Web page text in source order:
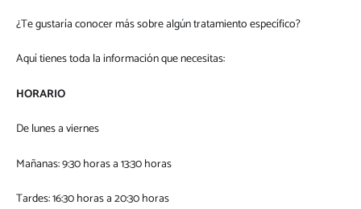
¿Te gustaría conocer más sobre algún tratamiento específico?
Aquí tienes toda la información que necesitas:
HORARIO
De lunes a viernes
Mañanas: 9:30 horas a 13:30 horas
Tardes: 16:30 horas a 20:30 horas